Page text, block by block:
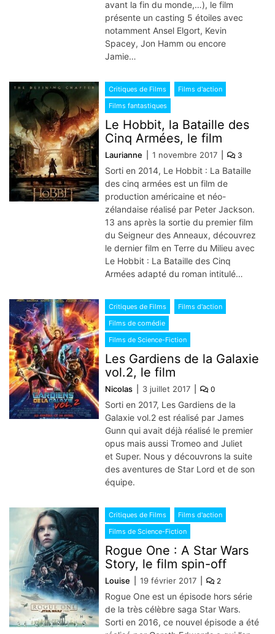
avant la fin du monde,…), le film
présente un casting 5 étoiles avec
notamment Ansel Elgort, Kevin
Spacey, Jon Hamm ou encore
Jamie…
Critiques de Films
Films d'action
Films fantastiques
Le Hobbit, la Bataille des
Cinq Armées, le film
Laurianne 1 novembre 2017 3
Sorti en 2014, Le Hobbit : La Bataille
des cinq armées est un film de
production américaine et néo-
zélandaise réalisé par Peter Jackson.
13 ans après la sortie du premier film
du Seigneur des Anneaux, découvrez
le dernier film en Terre du Milieu avec
Le Hobbit : La Bataille des Cinq
Armées adapté du roman intitulé…
Critiques de Films
Films d'action
Films de comédie
Films de Science-Fiction
Les Gardiens de la Galaxie
vol.2, le film
Nicolas 3 juillet 2017 0
Sorti en 2017, Les Gardiens de la
Galaxie vol.2 est réalisé par James
Gunn qui avait déjà réalisé le premier
opus mais aussi Tromeo and Juliet
et Super. Nous y découvrons la suite
des aventures de Star Lord et de son
équipe.
Critiques de Films
Films d'action
Films de Science-Fiction
Rogue One : A Star Wars
Story, le film spin-off
Louise 19 février 2017 2
Rogue One est un épisode hors série
de la très célèbre saga Star Wars.
Sorti en 2016, ce nouvel épisode a été